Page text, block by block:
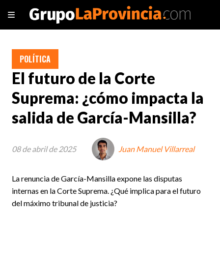
El futuro de la Corte
Suprema: ¿cómo impacta la
salida de García-Mansilla?
La renuncia de García-Mansilla expone las disputas
internas en la Corte Suprema. ¿Qué implica para el futuro
del máximo tribunal de justicia?
POLÍTICA
08 de abril de 2025 Juan Manuel Villarreal